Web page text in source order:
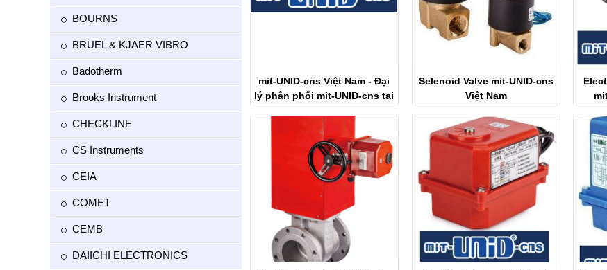
mit-UNID-cns Việt Nam - Đại
lý phân phối mit-UNID-cns tại
Selenoid Valve mit-UNID-cns
Việt Nam
BOURNS
BRUEL & KJAER VIBRO
Badotherm
Brooks Instrument
CHECKLINE
CS Instruments
CEIA
COMET
CEMB
DAIICHI ELECTRONICS